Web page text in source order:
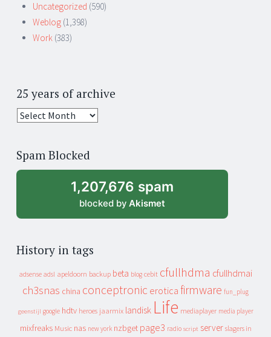
Uncategorized (590)
Weblog (1,398)
Work (383)
25 years of archive
25
archive
Spam Blocked
1,207,676 spam
blocked by Akismet
History in tags
adsense adsl apeldoorn backup beta blog cebit cfullhdma cfullhdmai
ch3snas china conceptronic erotica firmware fun_plug
geenstijl google hdtv heroes jaarmix landisk Life mediaplayer media player
mixfreaks Music nas new york nzbget page3 radio script server slagers in